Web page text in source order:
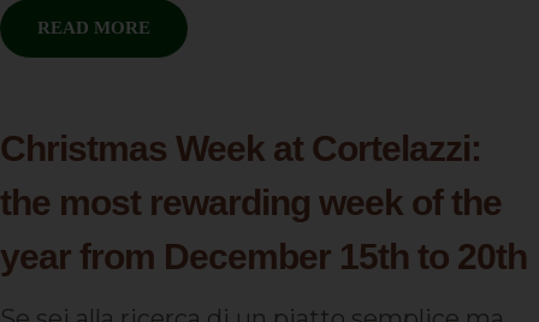
READ MORE
Christmas Week at Cortelazzi:
the most rewarding week of the
year from December 15th to 20th